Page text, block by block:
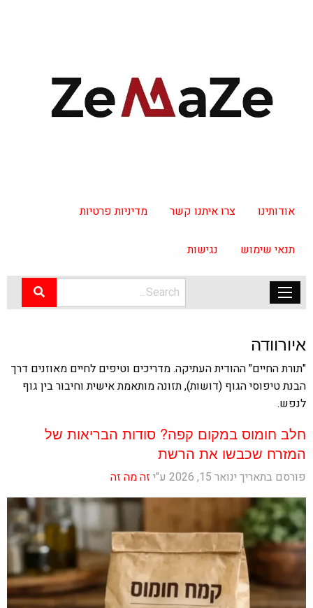
אודותינו צרו איתנו קשר מדיניות פרטיות
תנאי שימוש נגישות
איורוודה
"תורת החיים" ההודית העתיקה. מדריכים וטיפים לחיים מאוזנים דרך
הבנת טיפוסי הגוף (דושות), תזונה מותאמת אישית וחיבור בין גוף
לנפש.
חלב חומוס במקום קפה? סודות הבריאות של
המזרח שכבשו את הרשת
פורסם בתאריך ינואר 15, 2026 ע"י זה מה זה